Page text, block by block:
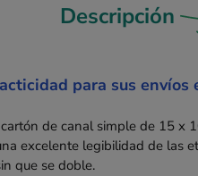
Descripción
para sus envíos
de canal simple de 15 x
excelente legibilidad de las
que se doble.